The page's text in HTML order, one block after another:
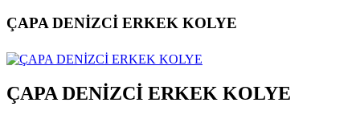
ÇAPA DENİZCİ ERKEK KOLYE
ÇAPA DENİZCİ ERKEK KOLYE